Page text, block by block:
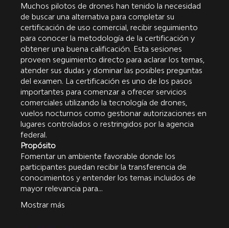
Muchos pilotos de drones han tenido la necesidad
de buscar una alternativa para completar su
certificación de uso comercial, recibir seguimiento
para conocer la metodología de la certificación y
obtener una buena calificación. Esta sesiones
proveen seguimiento directo para aclarar los temas,
atender sus dudas y dominar las posibles preguntas
del examen. La certificación es uno de los pasos
importantes para comenzar a ofrecer servicios
comerciales utilizando la tecnología de drones,
vuelos nocturnos como gestionar autorizaciones en
lugares controlados o restringidos por la agencia
federal.
Propósito
Fomentar un ambiente favorable donde los
participantes puedan recibir la transferencia de
conocimientos y entender los temas incluidos de
mayor relevancia para…
Mostrar más